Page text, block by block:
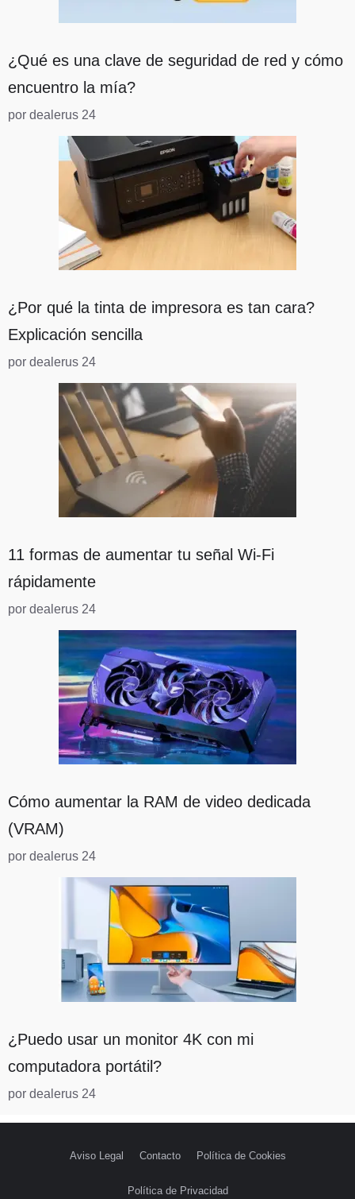
¿Qué es una clave de seguridad de red y cómo
encuentro la mía?
por dealerus 24
¿Por qué la tinta de impresora es tan cara?
Explicación sencilla
por dealerus 24
11 formas de aumentar tu señal Wi-Fi
rápidamente
por dealerus 24
Cómo aumentar la RAM de video dedicada
(VRAM)
por dealerus 24
¿Puedo usar un monitor 4K con mi
computadora portátil?
por dealerus 24
Aviso Legal Contacto Política de Cookies
Política de Privacidad